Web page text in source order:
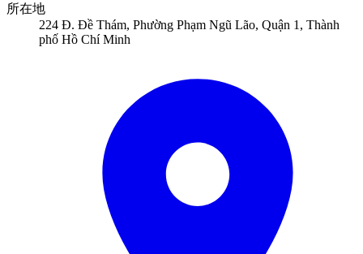
所在地
224 Đ. Đề Thám, Phường Phạm Ngũ Lão, Quận 1, Thành
phố Hồ Chí Minh